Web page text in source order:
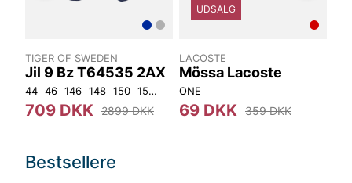
TIGER OF SWEDEN
Jil 9 Bz T64535 2AX
44 46 146 148 150 152 96
709 DKK 2899 DKK
UDSALG
LACOSTE
Mössa Lacoste
ONE
69 DKK 359 DKK
Bestsellere